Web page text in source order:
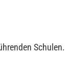
Schulen.